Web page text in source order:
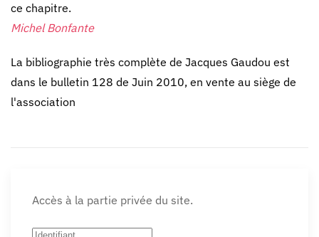
ce chapitre.
Michel Bonfante
La bibliographie très complète de Jacques Gaudou est
dans le bulletin 128 de Juin 2010, en vente au siège de
l'association
Accès à la partie privée du site.